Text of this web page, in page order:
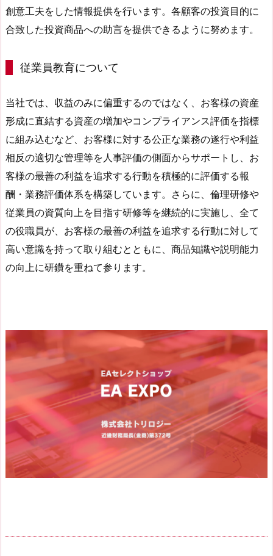
創意工夫をした情報提供を行います。各顧客の投資目的に
合致した投資商品への助言を提供できるように努めます。
従業員教育について
当社では、収益のみに偏重するのではなく、お客様の資産
形成に直結する資産の増加やコンプライアンス評価を指標
に組み込むなど、お客様に対する公正な業務の遂行や利益
相反の適切な管理等を人事評価の側面からサポートし、お
客様の最善の利益を追求する行動を積極的に評価する報
酬・業務評価体系を構築しています。さらに、倫理研修や
従業員の資質向上を目指す研修等を継続的に実施し、全て
の役職員が、お客様の最善の利益を追求する行動に対して
高い意識を持って取り組むとともに、商品知識や説明能力
の向上に研鑽を重ねて参ります。